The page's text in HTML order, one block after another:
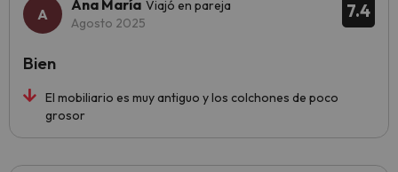
7.4
Ana María Viajó en pareja
Agosto 2025
El mobiliario es muy antiguo y los colchones de poco
grosor
Bien